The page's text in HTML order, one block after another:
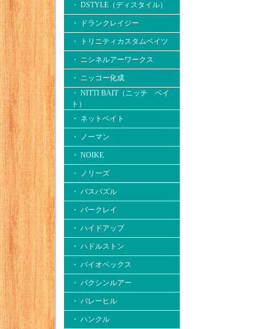
・ DSTYLE（ディスタイル）
・ ドランクレイジー
・ トリニティカスタムベイツ
・ ニシネルアーワークス
・ ニッコー化成
・ NITTI BAIT（ニッチ ベイ
ト）
・ ネットベイト
・ ノーマン
・ NOIKE
・ ノリーズ
・ バスパズル
・ バークレイ
・ ハイドアップ
・ ハドルストン
・ バイオベックス
・ バクシンルアー
・ バレーヒル
・ ハンクル